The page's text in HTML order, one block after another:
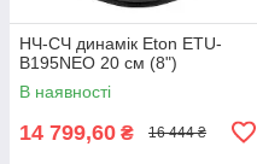
НЧ-СЧ динамік Eton ETU-
B195NEO 20 см (8")
В наявності
14 799,60 ₴ 16 444 ₴